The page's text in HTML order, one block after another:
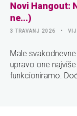
Novi Hangout:
ne...)
3 TRAVANJ 2026
Male
upravo one
funkcioniramo.